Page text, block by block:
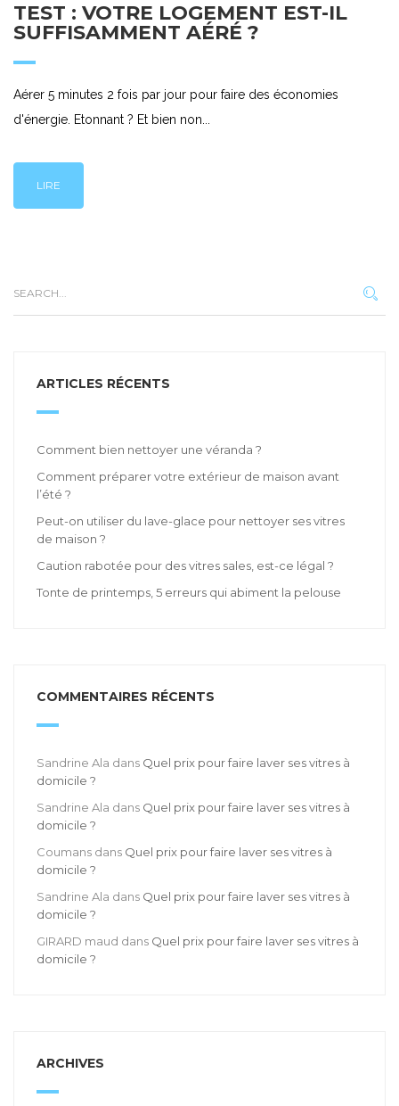
TEST : VOTRE LOGEMENT EST-IL
SUFFISAMMENT AÉRÉ ?
Aérer 5 minutes 2 fois par jour pour faire des économies
d'énergie. Etonnant ? Et bien non...
LIRE
ARTICLES RÉCENTS
Comment bien nettoyer une véranda ?
Comment préparer votre extérieur de maison avant
l’été ?
Peut-on utiliser du lave-glace pour nettoyer ses vitres
de maison ?
Caution rabotée pour des vitres sales, est-ce légal ?
Tonte de printemps, 5 erreurs qui abiment la pelouse
COMMENTAIRES RÉCENTS
Sandrine Ala dans Quel prix pour faire laver ses vitres à
domicile ?
Sandrine Ala dans Quel prix pour faire laver ses vitres à
domicile ?
Coumans dans Quel prix pour faire laver ses vitres à
domicile ?
Sandrine Ala dans Quel prix pour faire laver ses vitres à
domicile ?
GIRARD maud dans Quel prix pour faire laver ses vitres à
domicile ?
ARCHIVES